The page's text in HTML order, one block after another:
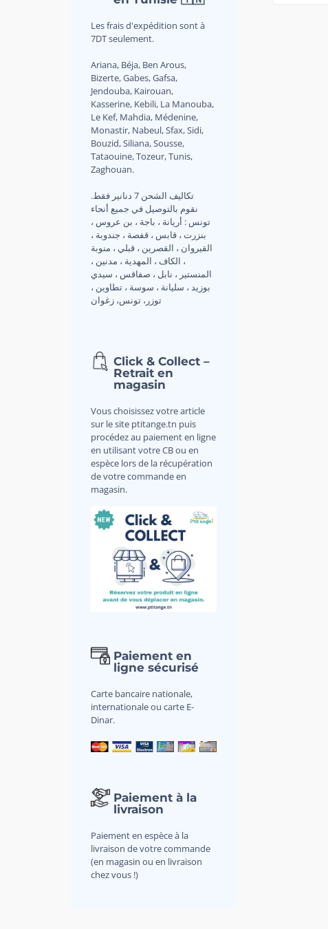
Les frais d'expédition sont à
7DT seulement.
Ariana, Béja, Ben Arous,
Bizerte, Gabes, Gafsa,
Jendouba, Kairouan,
Kasserine, Kebili, La Manouba,
Le Kef, Mahdia, Médenine,
Monastir, Nabeul, Sfax, Sidi,
Bouzid, Siliana, Sousse,
Tataouine, Tozeur, Tunis,
Zaghouan.
.تكاليف الشحن 7 دنانير فقط
نقوم بالتوصيل في جميع أنحاء
تونس : أريانة ، باجة ، بن عروس ،
بنزرت ، قابس ، قفصة ، جندوبة ،
القيروان ، القصرين ، قبلي ، منوبة
، الكاف ، المهدية ، مدنين ،
المنستير ، نابل ، صفاقس ، سيدي
بوزيد ، سليانة ، سوسة ، تطاوين ،
توزر، تونس، زغوان
Click & Collect –
Retrait en
magasin
Vous choisissez votre article
sur le site ptitange.tn puis
procédez au paiement en ligne
en utilisant votre CB ou en
espèce lors de la récupération
de votre commande en
magasin.
Paiement en
ligne sécurisé
Carte bancaire nationale,
internationale ou carte E-
Dinar.
Paiement à la
livraison
Paiement en espèce à la
livraison de votre commande
(en magasin ou en livraison
chez vous !)